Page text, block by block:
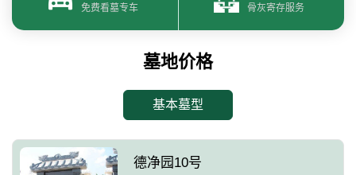
免费看墓专车 骨灰寄存服务
墓地价格
基本墓型
德净园10号